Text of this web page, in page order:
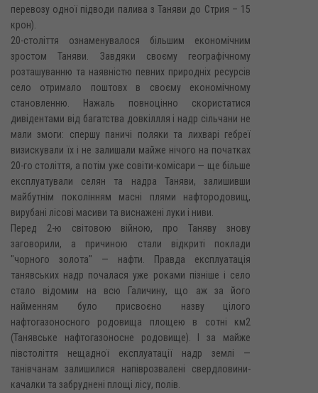
перевозу одної підводи палива з Таняви до Стрия – 15
крон).
20-століття ознаменувалося більшим економічним
зростом Таняви. Завдяки своєму географічному
розташуванню та наявністю певних природніх ресурсів
село отримало поштовх в своєму економічному
становленню. Нажаль повноцінно скористатися
дивідентами від багатства довкіллля і надр сільчани не
мали змоги: спершу паничі поляки та лихварі гебреї
визискували їх і не залишали майже нічого на початках
20-го століття, а потім уже совіти-комісари — ще більше
експлуатували селян та надра Таняви, залишивши
майбутнім поколінням масні плями нафтородовищ,
вирубані лісові масиви та виснажені луки і ниви.
Перед 2-ю світовою війною, про Таняву знову
заговорили, а причиною стали відкриті поклади
"чорного золота" — нафти. Правда експлуатація
танявських надр почалася уже роками пізніше і село
стало відомим на всю Галичину, що аж за його
найменням було присвоєно назву цілого
нафтогазоносного родовища площею в сотні км2
(Танявське нафтогазоносне родовище). І за майже
півстоліття нещадної експлуатації надр землі —
танівчанам залишилися напіврозвалені свердловини-
качалки та забруднені площі лісу, полів.